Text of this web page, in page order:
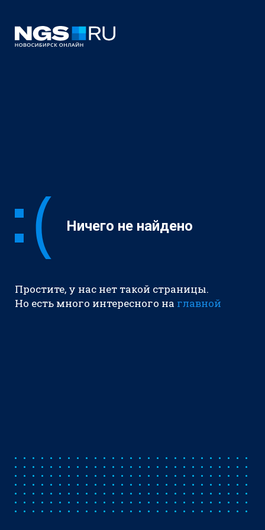
Ничего не найдено
Простите, у нас нет такой страницы.
Но есть много интересного на главной